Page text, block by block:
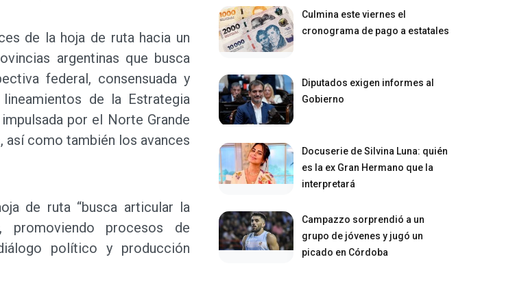
de la hoja de ruta hacia un
argentinas que busca
federal, consensuada y
de la Estrategia
por el Norte Grande
como también los avances
de ruta “busca articular la
promoviendo procesos de
político y producción
Culmina este viernes el
cronograma de pago a estatales
Diputados exigen informes al
Gobierno
Docuserie de Silvina Luna: quién
es la ex Gran Hermano que la
interpretará
Campazzo sorprendió a un
grupo de jóvenes y jugó un
picado en Córdoba